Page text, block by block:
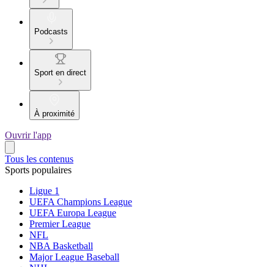
Podcasts
Sport en direct
À proximité
Ouvrir l'app
Tous les contenus
Sports populaires
Ligue 1
UEFA Champions League
UEFA Europa League
Premier League
NFL
NBA Basketball
Major League Baseball